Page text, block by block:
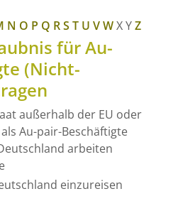
N O P Q RS T U VWXYZ
für Au-
(Nicht-
außerhalb der EU oder
Au-pair-Beschäftigte
arbeiten
einzureisen